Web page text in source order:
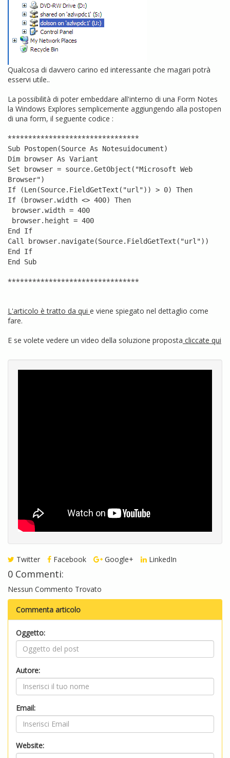
Qualcosa di davvero carino ed interessante che magari potrà
esservi utile..
La possibilità di poter embeddare all'interno di una Form Notes
la Windows Explores semplicemente aggiungendo alla postopen
di una form, il seguente codice :
********************************
Sub Postopen(Source As Notesuidocument)
Dim browser As Variant
Set browser = source.GetObject("Microsoft Web
Browser")
If (Len(Source.FieldGetText("url")) > 0) Then
If (browser.width <> 400) Then
browser.width = 400
browser.height = 400
End If
Call browser.navigate(Source.FieldGetText("url"))
End If
End Sub
********************************
L'articolo è tratto da qui e viene spiegato nel dettaglio come
fare.
E se volete vedere un video della soluzione proposta cliccate qui
Twitter Facebook Google+ LinkedIn
0 Commenti:
Nessun Commento Trovato
Commenta articolo
Oggetto:
Autore:
Email:
Website: